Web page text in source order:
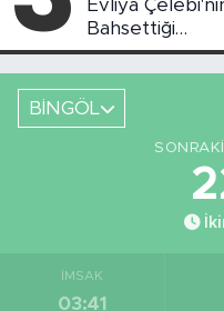
Evliya
Bahsettiği
Bingöl'deki O
Yeri
BİNGÖL
İMSAK
03:41